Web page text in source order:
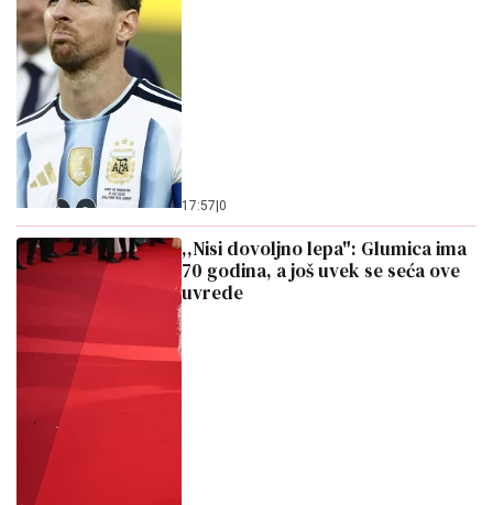
17:57 0
,,Nisi dovoljno lepa": Glumica ima
70 godina, a još uvek se seća ove
uvrede